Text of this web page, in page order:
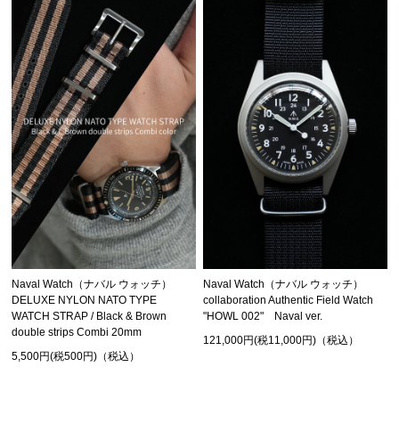
Naval Watch（ナバル ウォッチ）
DELUXE NYLON NATO TYPE
WATCH STRAP / Black & Brown
double strips Combi 20mm
5,500円(税500円)（税込）
Naval Watch（ナバル ウォッチ）
collaboration Authentic Field Watch
"HOWL 002" Naval ver.
121,000円(税11,000円)（税込）